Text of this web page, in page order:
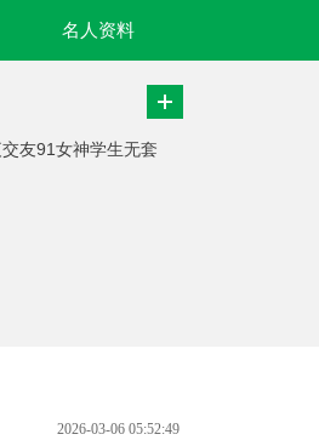
名人资料
友91女神学生无套
2026-03-06 05:52:49